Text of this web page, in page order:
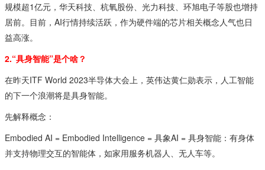
规模超1亿元，华天科技、杭氧股份、光力科技、环旭电子等股也增持
居前。目前，AI行情持续活跃，作为硬件端的芯片相关概念人气也日
益高涨。
2.“具身智能”是个啥？
在昨天ITF World 2023半导体大会上，英伟达黄仁勋表示，人工智能
的下一个浪潮将是具身智能。
先解释概念：
Embodied AI = Embodied Intelligence = 具象AI = 具身智能：有身体
并支持物理交互的智能体，如家用服务机器人、无人车等。